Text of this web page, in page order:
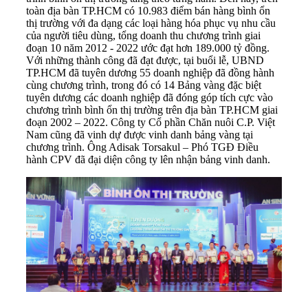
toàn địa bàn TP.HCM có 10.983 điểm bán hàng bình ổn
thị trường với đa dạng các loại hàng hóa phục vụ nhu cầu
của người tiêu dùng, tổng doanh thu chương trình giai
đoạn 10 năm 2012 - 2022 ước đạt hơn 189.000 tỷ đồng.
Với những thành công đã đạt được, tại buổi lễ, UBND
TP.HCM đã tuyên dương 55 doanh nghiệp đã đồng hành
cùng chương trình, trong đó có 14 Bảng vàng đặc biệt
tuyên dương các doanh nghiệp đã đóng góp tích cực vào
chương trình bình ổn thị trường trên địa bàn TP.HCM giai
đoạn 2002 – 2022. Công ty Cổ phần Chăn nuôi C.P. Việt
Nam cũng đã vinh dự được vinh danh bảng vàng tại
chương trình. Ông Adisak Torsakul – Phó TGĐ Điều
hành CPV đã đại diện công ty lên nhận bảng vinh danh.